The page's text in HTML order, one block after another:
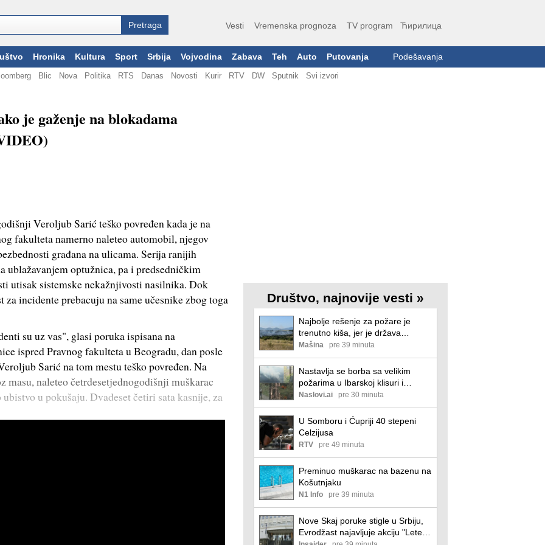
Vesti Vremenska prognoza TV program Ћирилица
Hronika Kultura Sport Srbija Vojvodina Zabava Teh Auto Putovanja Podešavanja
Blic Nova Politika RTS Danas Novosti Kurir RTV DW Sputnik Svi izvori
je gaženje na blokadama
Veroljub Sarić teško povređen kada je na
fakulteta namerno naleteo automobil, njegov
građana na ulicama. Serija ranijih
ublažavanjem optužnica, pa i predsedničkim
utisak sistemske nekažnjivosti nasilnika. Dok
incidente prebacuju na same učesnike zbog toga
su uz vas", glasi poruka ispisana na
ispred Pravnog fakulteta u Beogradu, dan posle
Sarić na tom mestu teško povređen. Na
naleteo četrdesetjednogodišnji muškarac
u pokušaju. Dvadeset četiri sata kasnije, za
Društvo, najnovije vesti »
Najbolje rešenje za požare je
trenutno kiša, jer je država
zakazala u preventivi
Mašina pre 39 minuta
Nastavlja se borba sa velikim
požarima u Ibarskoj klisuri i
Deliblatskoj peščari
Naslovi.ai pre 30 minuta
U Somboru i Ćupriji 40 stepeni
Celzijusa
RTV pre 49 minuta
Preminuo muškarac na bazenu na
Košutnjaku
N1 Info pre 39 minuta
Nove Skaj poruke stigle u Srbiju,
Evrodžast najavljuje akciju "Leteća